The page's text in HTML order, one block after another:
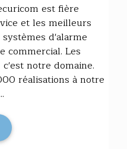
est fière
et les meilleurs
d'alarme
commercial. Les
notre domaine.
réalisations à notre